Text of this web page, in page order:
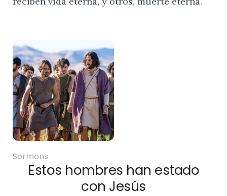
Sermons
Estos hombres han estado
con Jesús